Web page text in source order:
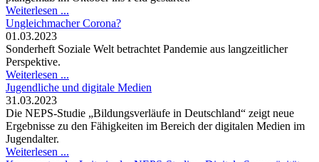
Weiterlesen ...
Ungleichmacher Corona?
01.03.2023
Sonderheft Soziale Welt betrachtet Pandemie aus langzeitlicher
Perspektive.
Weiterlesen ...
Jugendliche und digitale Medien
31.03.2023
Die NEPS-Studie „Bildungsverläufe in Deutschland“ zeigt neue
Ergebnisse zu den Fähigkeiten im Bereich der digitalen Medien im
Jugendalter.
Weiterlesen ...